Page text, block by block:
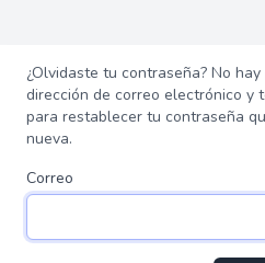
¿Olvidaste tu contraseña? No
dirección de correo electrónico y
para restablecer tu contraseña
nueva.
Correo